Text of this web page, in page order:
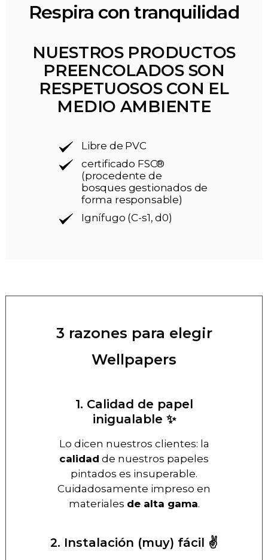
Respira con tranquilidad
NUESTROS PRODUCTOS
PREENCOLADOS SON
RESPETUOSOS CON EL
MEDIO AMBIENTE
Libre de PVC
certificado FSC®
(procedente de
bosques gestionados de
forma responsable)
Ignífugo (C-s1, d0)
3 razones para elegir
Wellpapers
1. Calidad de papel
inigualable ✨
Lo dicen nuestros clientes: la
calidad de nuestros papeles
pintados es insuperable.
Cuidadosamente impreso en
materiales de alta gama.
2. Instalación (muy) fácil ✌️